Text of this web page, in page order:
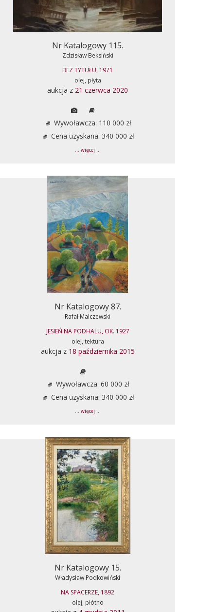
Nr Katalogowy 115.
Zdzisław Beksiński
BEZ TYTUŁU, 1971
olej, płyta
aukcja z 21 czerwca 2020
Wywoławcza: 110 000 zł
Cena uzyskana: 340 000 zł
... więcej ...
Nr Katalogowy 87.
Rafał Malczewski
JESIEŃ NA PODHALU, OK. 1927
olej, tektura
aukcja z 18 października 2015
Wywoławcza: 60 000 zł
Cena uzyskana: 340 000 zł
... więcej ...
Nr Katalogowy 15.
Władysław Podkowiński
NA SPACERZE, 1892
olej, płótno